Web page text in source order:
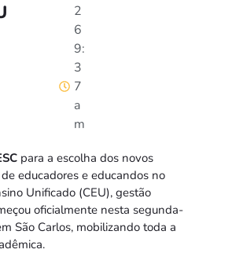
2
6
9:
3
7
a
m
para a escolha dos novos
educadores e educandos no
Unificado (CEU), gestão
oficialmente nesta segunda-
São Carlos, mobilizando toda a